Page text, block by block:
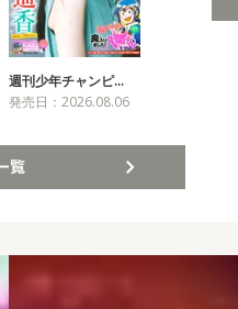
週刊少年チャンピ…
発売日：2026.08.06